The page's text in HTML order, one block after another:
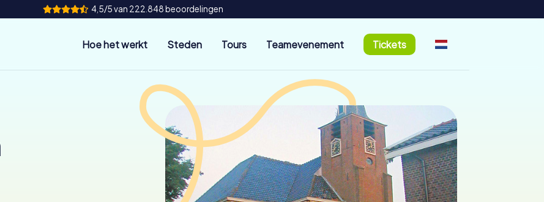
4,5/5 van 222.848 beoordelingen
Hoe het werkt Steden Tours Teamevenement Tickets